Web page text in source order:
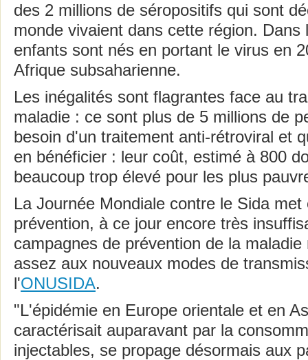
des 2 millions de séropositifs qui sont
monde vivaient dans cette région. Dans
enfants sont nés en portant le virus en
Afrique subsaharienne.
Les inégalités sont flagrantes face au
maladie : ce sont plus de 5 millions de
besoin d'un traitement anti-rétroviral et
en bénéficier : leur coût, estimé à 800
beaucoup trop élevé pour les plus
La Journée Mondiale contre le Sida met
prévention, à ce jour encore très
campagnes de prévention de la
assez aux nouveaux modes de
l'ONUSIDA.
"L'épidémie en Europe orientale et en
caractérisait auparavant par la
injectables, se propage désormais aux